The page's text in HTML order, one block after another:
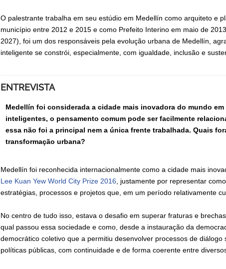
O palestrante trabalha em seu estúdio em Medellín como arquiteto e
município entre 2012 e 2015 e como Prefeito Interino em maio de
2027), foi um dos responsáveis pela evolução urbana de Medellín,
inteligente se constrói, especialmente, com igualdade, inclusão e
ENTREVISTA
Medellín foi considerada a cidade mais inovadora do mundo
inteligentes, o pensamento comum pode ser facilmente
essa não foi a principal nem a única frente trabalhada. Quais
transformação urbana?
Medellín foi reconhecida internacionalmente como a cidade mais
Lee Kuan Yew World City Prize 2016, justamente por representar
estratégias, processos e projetos que, em um período relativamente
No centro de tudo isso, estava o desafio em superar fraturas e
qual passou essa sociedade e como, desde a instauração da
democrático coletivo que a permitiu desenvolver processos de
políticas públicas, com continuidade e de forma coerente entre